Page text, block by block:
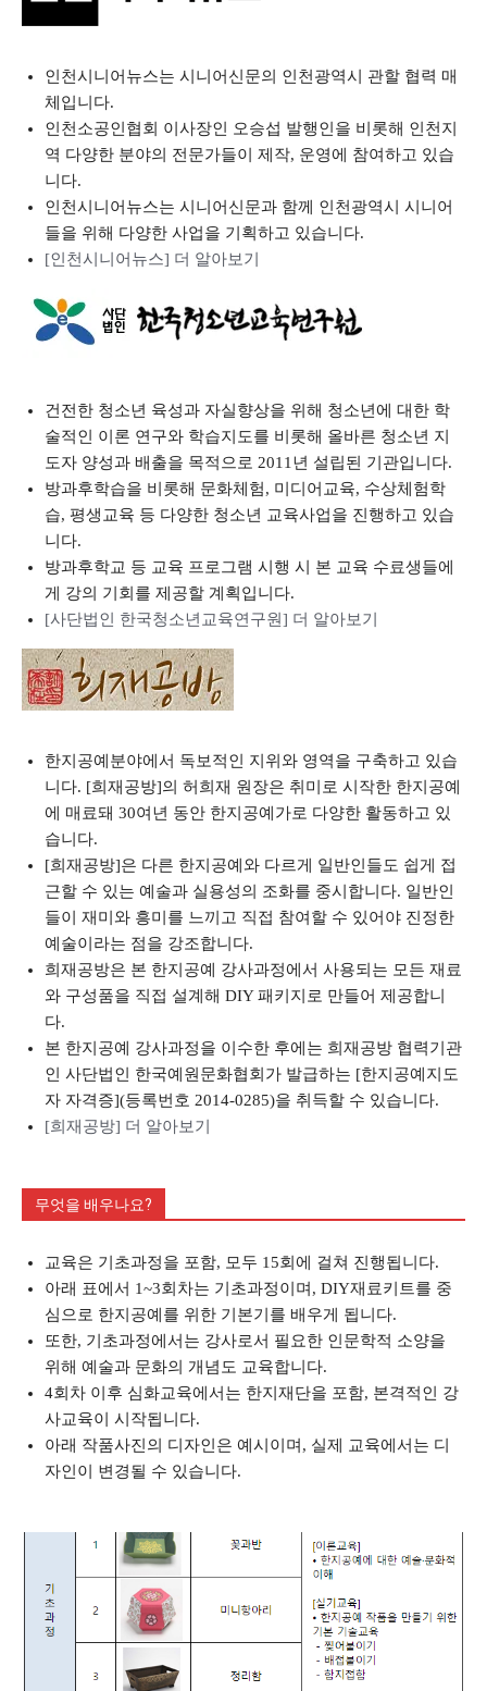
인천시니어뉴스는 시니어신문의 인천광역시 관할 협력 매
체입니다.
인천소공인협회 이사장인 오승섭 발행인을 비롯해 인천지
역 다양한 분야의 전문가들이 제작, 운영에 참여하고 있습
니다.
인천시니어뉴스는 시니어신문과 함께 인천광역시 시니어
들을 위해 다양한 사업을 기획하고 있습니다.
[인천시니어뉴스] 더 알아보기
건전한 청소년 육성과 자실향상을 위해 청소년에 대한 학
술적인 이론 연구와 학습지도를 비롯해 올바른 청소년 지
도자 양성과 배출을 목적으로 2011년 설립된 기관입니다.
방과후학습을 비롯해 문화체험, 미디어교육, 수상체험학
습, 평생교육 등 다양한 청소년 교육사업을 진행하고 있습
니다.
방과후학교 등 교육 프로그램 시행 시 본 교육 수료생들에
게 강의 기회를 제공할 계획입니다.
[사단법인 한국청소년교육연구원] 더 알아보기
한지공예분야에서 독보적인 지위와 영역을 구축하고 있습
니다. [희재공방]의 허희재 원장은 취미로 시작한 한지공예
에 매료돼 30여년 동안 한지공예가로 다양한 활동하고 있
습니다.
[희재공방]은 다른 한지공예와 다르게 일반인들도 쉽게 접
근할 수 있는 예술과 실용성의 조화를 중시합니다. 일반인
들이 재미와 흥미를 느끼고 직접 참여할 수 있어야 진정한
예술이라는 점을 강조합니다.
희재공방은 본 한지공예 강사과정에서 사용되는 모든 재료
와 구성품을 직접 설계해 DIY 패키지로 만들어 제공합니
다.
본 한지공예 강사과정을 이수한 후에는 희재공방 협력기관
인 사단법인 한국예원문화협회가 발급하는 [한지공예지도
자 자격증](등록번호 2014-0285)을 취득할 수 있습니다.
[희재공방] 더 알아보기
무엇을 배우나요?
교육은 기초과정을 포함, 모두 15회에 걸쳐 진행됩니다.
아래 표에서 1~3회차는 기초과정이며, DIY재료키트를 중
심으로 한지공예를 위한 기본기를 배우게 됩니다.
또한, 기초과정에서는 강사로서 필요한 인문학적 소양을
위해 예술과 문화의 개념도 교육합니다.
4회차 이후 심화교육에서는 한지재단을 포함, 본격적인 강
사교육이 시작됩니다.
아래 작품사진의 디자인은 예시이며, 실제 교육에서는 디
자인이 변경될 수 있습니다.